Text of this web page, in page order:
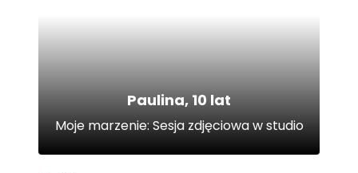
Paulina, 10 lat
Moje marzenie: Sesja zdjęciowa w studio